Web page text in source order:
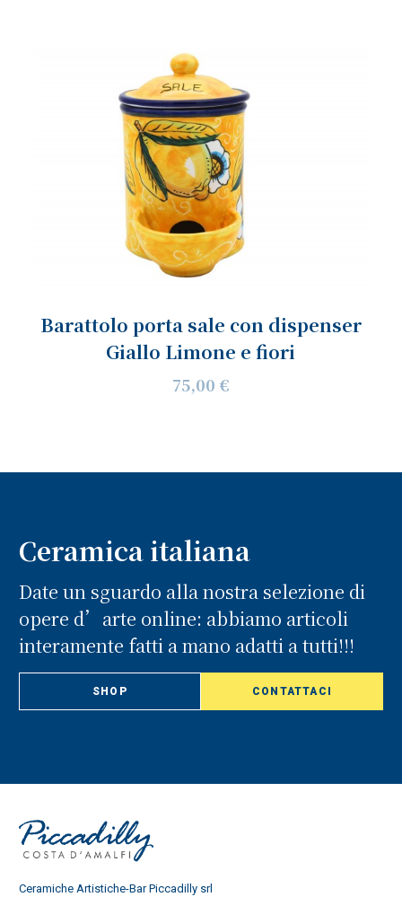
Barattolo porta sale con dispenser
Giallo Limone e fiori
75,00 €
Ceramica italiana
Date un sguardo alla nostra selezione di
opere d’arte online: abbiamo articoli
interamente fatti a mano adatti a tutti!!!
SHOP CONTATTACI
Ceramiche Artistiche-Bar Piccadilly srl